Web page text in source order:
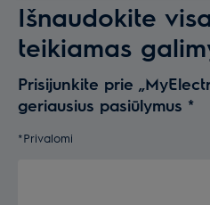
Išnaudokite
teikiamas
Prisijunkite prie
geriausius pasiūlymus *
*Privalomi